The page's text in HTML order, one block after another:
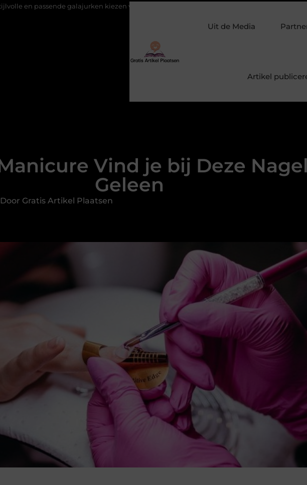
galajurken kiezen voor een bruiloft Constructiebedrijf Molenschot: Specialist in
Uit de Media
Artikel
Vind je bij Deze
Geleen
Gratis Artikel Plaatsen